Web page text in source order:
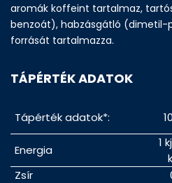
aromák koffeint tartalmaz,
benzoát), habzásgátló (dimetil-
forrását tartalmazza.
TÁPÉRTÉK ADATOK
Tápérték adatok*:
Energia
1
Zsír